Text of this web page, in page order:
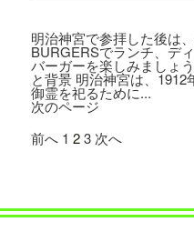
2022.09.13
日之出出版「Fine
テディーズビガー
が紹介されました。
2022.09.02
明治神宮で参拝した後は
BURGERSでランチ、デ
バーガーを楽しみましょ
と背景 明治神宮は、
御霊を祀るために...
次のページ
前へ 1 2 3 次へ